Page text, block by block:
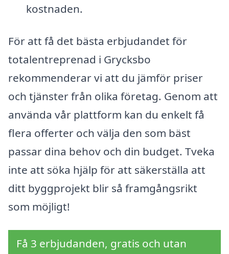
kostnaden.
För att få det bästa erbjudandet för
totalentreprenad i Grycksbo
rekommenderar vi att du jämför priser
och tjänster från olika företag. Genom att
använda vår plattform kan du enkelt få
flera offerter och välja den som bäst
passar dina behov och din budget. Tveka
inte att söka hjälp för att säkerställa att
ditt byggprojekt blir så framgångsrikt
som möjligt!
Få 3 erbjudanden, gratis och utan